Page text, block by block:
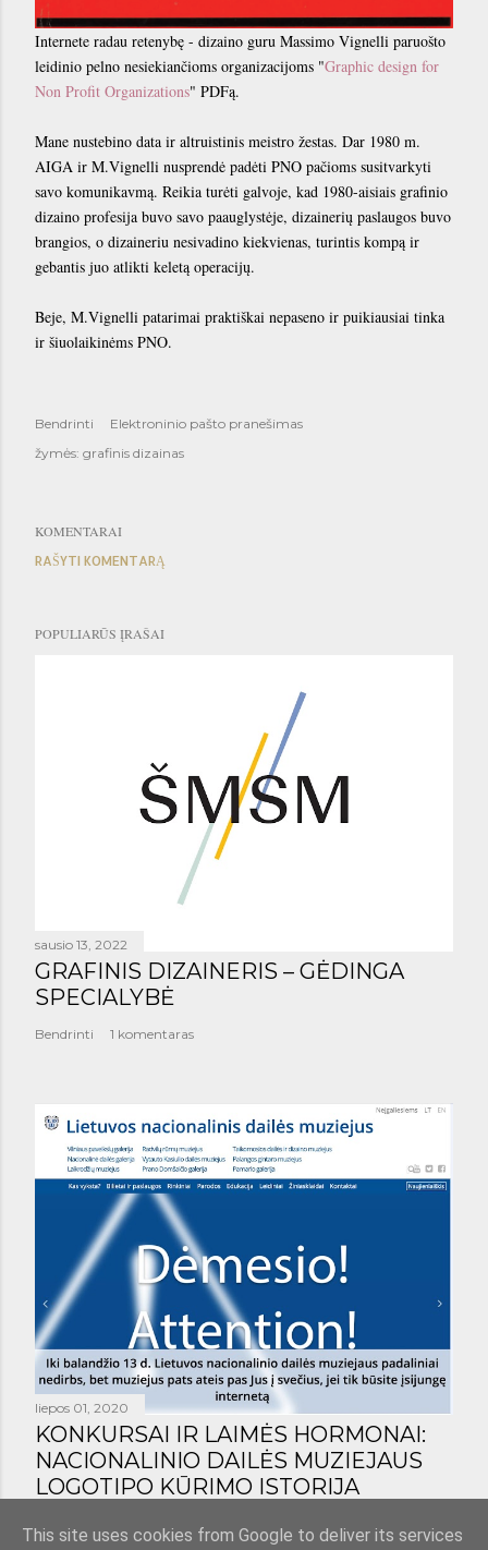
Internete radau retenybę - dizaino guru Massimo Vignelli paruošto
leidinio pelno nesiekiančioms organizacijoms "Graphic design for
Non Profit Organizations" PDFą.
Mane nustebino data ir altruistinis meistro žestas. Dar 1980 m.
AIGA ir M.Vignelli nusprendė padėti PNO pačioms susitvarkyti
savo komunikavmą. Reikia turėti galvoje, kad 1980-aisiais grafinio
dizaino profesija buvo savo paauglystėje, dizainerių paslaugos buvo
brangios, o dizaineriu nesivadino kiekvienas, turintis kompą ir
gebantis juo atlikti keletą operacijų.
Beje, M.Vignelli patarimai praktiškai nepaseno ir puikiausiai tinka
ir šiuolaikinėms PNO.
Bendrinti
Elektroninio pašto pranešimas
žymės: grafinis dizainas
KOMENTARAI
RAŠYTI KOMENTARĄ
POPULIARŪS ĮRAŠAI
sausio 13, 2022
GRAFINIS DIZAINERIS – GĖDINGA
SPECIALYBĖ
Bendrinti 1 komentaras
liepos 01, 2020
KONKURSAI IR LAIMĖS HORMONAI:
NACIONALINIO DAILĖS MUZIEJAUS
LOGOTIPO KŪRIMO ISTORIJA
This site uses cookies from Google to deliver its services